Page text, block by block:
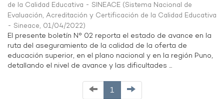
de la Calidad Educativa - SINEACE (Sistema Nacional de
Evaluación, Acreditación y Certificación de la Calidad Educativa
- Sineace, 01/04/2022)
El presente boletín N° 02 reporta el estado de avance en la
ruta del aseguramiento de la calidad de la oferta de
educación superior, en el plano nacional y en la región Puno,
detallando el nivel de avance y las dificultades ...
1